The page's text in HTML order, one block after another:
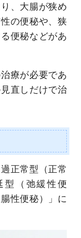
、大腸が狭め
の便秘や、狭
便秘などがあ
療が必要であ
直しだけで治
正常型（正常
型（弛緩性便
性便秘）」に